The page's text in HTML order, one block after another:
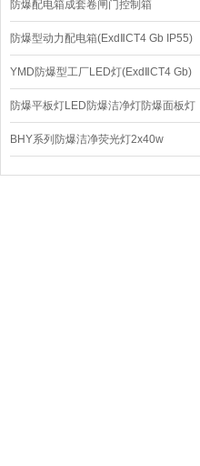
防爆配电箱成套卷闸门控制箱
防爆型动力配电箱(ExdⅡCT4 Gb IP55)
YMD防爆型工厂LED灯(ExdⅡCT4 Gb)
220V/150W
防爆平板灯LED防爆洁净灯防爆面板灯
BHY系列防爆洁净荧光灯2x40w